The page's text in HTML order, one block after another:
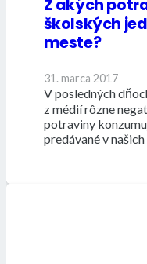
Z akých
školských
meste?
31. marca 2017
V posledných
z médií rôzne
potraviny
predávané v